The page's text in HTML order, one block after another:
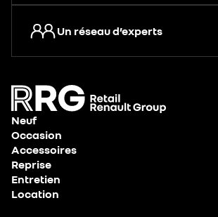
Un réseau d’experts
Neuf
Occasion
Accessoires
Reprise
Entretien
Location